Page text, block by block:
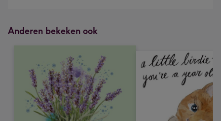
Anderen bekeken ook